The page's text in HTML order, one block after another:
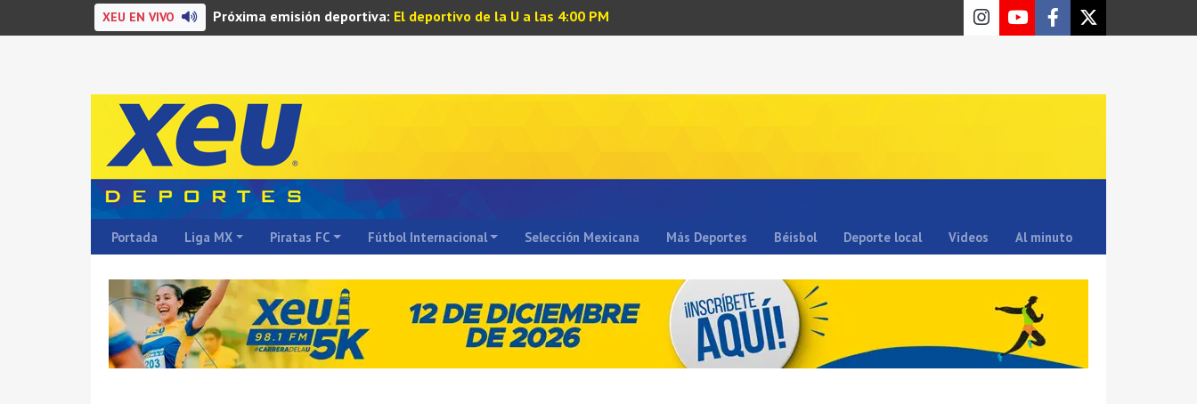
XEU EN VIVO Próxima emisión deportiva: El deportivo de la U a las 4:00 PM
Portada Liga MX Piratas FC Fútbol Internacional Selección Mexicana Más Deportes Béisbol Deporte local Videos Al minuto